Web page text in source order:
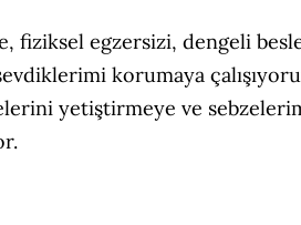
fiziksel egzersizi, dengeli
korumaya
yetiştirmeye ve